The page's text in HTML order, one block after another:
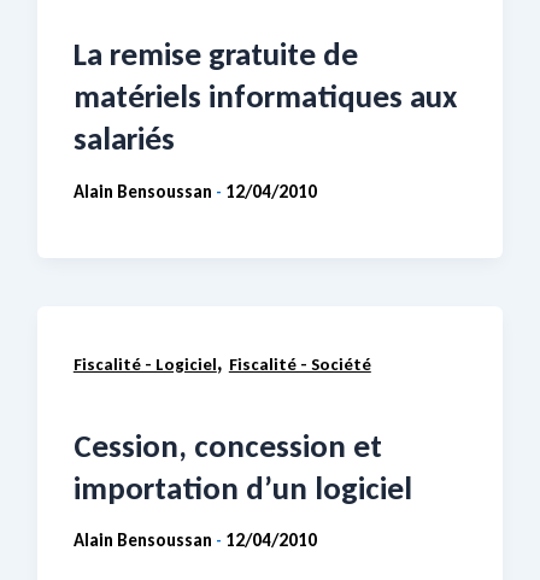
La remise gratuite de
matériels informatiques aux
salariés
Alain Bensoussan - 12/04/2010
Fiscalité - Logiciel, Fiscalité - Société
Cession, concession et
importation d’un logiciel
Alain Bensoussan - 12/04/2010